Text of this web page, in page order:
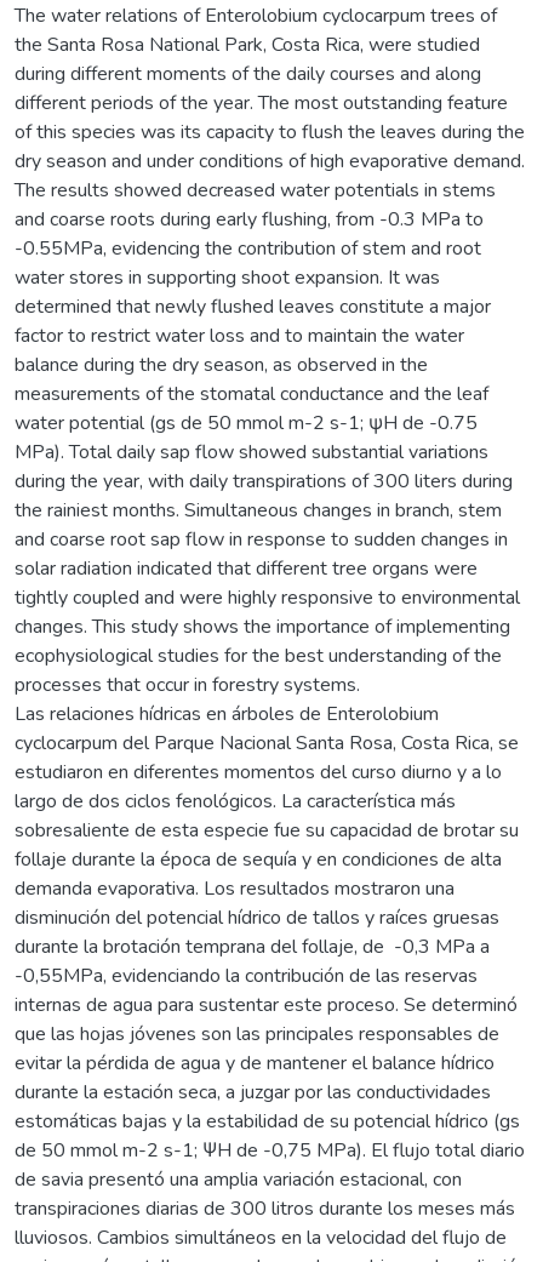
The water relations of Enterolobium cyclocarpum trees of
the Santa Rosa National Park, Costa Rica, were studied
during different moments of the daily courses and along
different periods of the year. The most outstanding feature
of this species was its capacity to flush the leaves during the
dry season and under conditions of high evaporative demand.
The results showed decreased water potentials in stems
and coarse roots during early flushing, from -0.3 MPa to
-0.55MPa, evidencing the contribution of stem and root
water stores in supporting shoot expansion. It was
determined that newly flushed leaves constitute a major
factor to restrict water loss and to maintain the water
balance during the dry season, as observed in the
measurements of the stomatal conductance and the leaf
water potential (gs de 50 mmol m-2 s-1; ψH de -0.75
MPa). Total daily sap flow showed substantial variations
during the year, with daily transpirations of 300 liters during
the rainiest months. Simultaneous changes in branch, stem
and coarse root sap flow in response to sudden changes in
solar radiation indicated that different tree organs were
tightly coupled and were highly responsive to environmental
changes. This study shows the importance of implementing
ecophysiological studies for the best understanding of the
processes that occur in forestry systems.
Las relaciones hídricas en árboles de Enterolobium
cyclocarpum del Parque Nacional Santa Rosa, Costa Rica, se
estudiaron en diferentes momentos del curso diurno y a lo
largo de dos ciclos fenológicos. La característica más
sobresaliente de esta especie fue su capacidad de brotar su
follaje durante la época de sequía y en condiciones de alta
demanda evaporativa. Los resultados mostraron una
disminución del potencial hídrico de tallos y raíces gruesas
durante la brotación temprana del follaje, de -0,3 MPa a
-0,55MPa, evidenciando la contribución de las reservas
internas de agua para sustentar este proceso. Se determinó
que las hojas jóvenes son las principales responsables de
evitar la pérdida de agua y de mantener el balance hídrico
durante la estación seca, a juzgar por las conductividades
estomáticas bajas y la estabilidad de su potencial hídrico (gs
de 50 mmol m-2 s-1; ΨH de -0,75 MPa). El flujo total diario
de savia presentó una amplia variación estacional, con
transpiraciones diarias de 300 litros durante los meses más
lluviosos. Cambios simultáneos en la velocidad del flujo de